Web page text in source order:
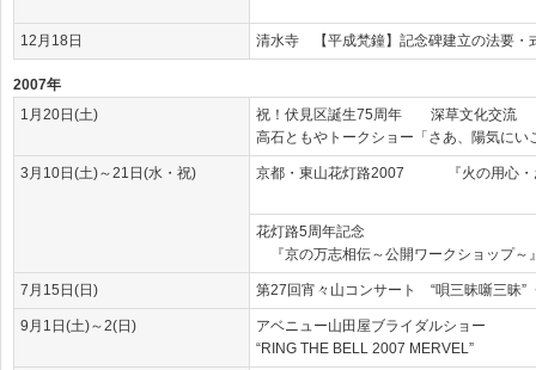
12月18日 清水寺 【平成梵鐘】記念碑建立の法要・
2007年
1月20日(土)
祝！伏見区誕生75周年 深草文化交流
高石ともやトークショー「さあ、陽気にい
3月10日(土)～21日(水・祝) 京都・東山花灯路2007 『火の用心・
花灯路5周年記念
『京の万志相伝～公開ワークショップ～
7月15日(日) 第27回宵々山コンサート “唄三昧噺三昧”
9月1日(土)～2(日)
アベニュー山田屋ブライダルショー
“RING THE BELL 2007 MERVEL”